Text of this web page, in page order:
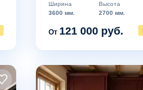
Ширина
3600 мм.
Высота
2700 мм.
От 121 000 руб.